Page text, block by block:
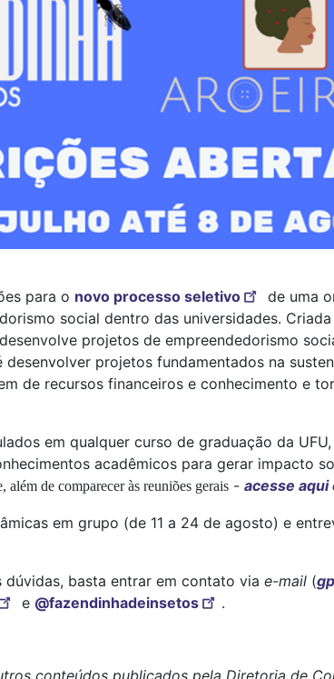
para o novo processo seletivo
de uma
social dentro das universidades. Criada
projetos de empreendedorismo
projetos fundamentados na
de recursos financeiros e conhecimento e
em qualquer curso de graduação da
acadêmicos para gerar impacto
além de comparecer às reuniões gerais - acesse
em grupo (de 11 a 24 de agosto) e
basta entrar em contato via e-mail (
e @fazendinhadeinsetos .